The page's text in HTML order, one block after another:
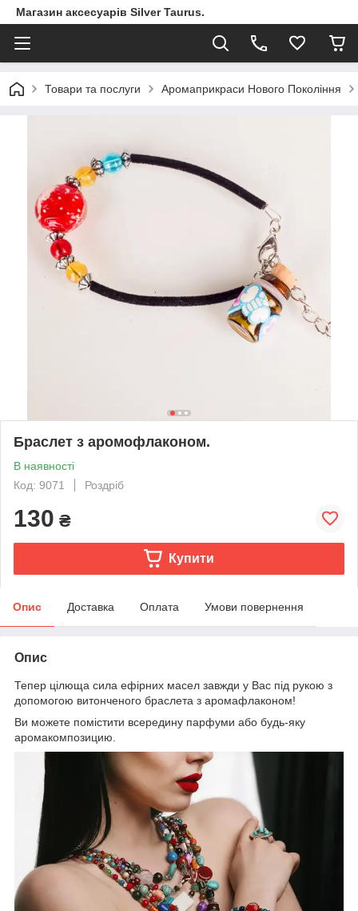
Магазин аксесуарів Silver Taurus.
Товари та послуги Аромаприкраси Нового Покоління
Браслет з аромофлаконом.
В наявності
Код: 9071
Роздріб
130 ₴
Купити
Опис Доставка Оплата Умови повернення
Опис
Тепер цілюща сила ефірних масел завжди у Вас під рукою з
допомогою витонченого браслета з аромафлаконом!
Ви можете помістити всередину парфуми або будь-яку
аромакомпозицию.